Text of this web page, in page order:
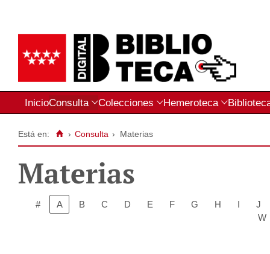
InicioConsulta Colecciones Hemeroteca
Está en: › Consulta › Materias
Materias
# A B C D E F G H I
J
W